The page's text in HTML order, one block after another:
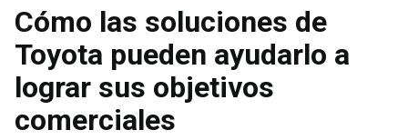
Cómo las soluciones de
Toyota pueden ayudarlo a
lograr sus objetivos
comerciales